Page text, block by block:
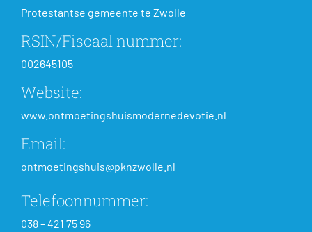
Protestantse gemeente te Zwolle
RSIN/Fiscaal nummer:
002645105
Website:
www.ontmoetingshuismodernedevotie.nl
Email:
ontmoetingshuis@pknzwolle.nl
Telefoonnummer:
038 – 421 75 96